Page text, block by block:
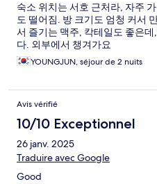
숙소 위치는 서호 근처라, 자주
도 떨어짐. 방 크기도 엄청 커서
서 즐기는 맥주, 칵테일도 좋은
다. 외부에서 챙겨가요
YOUNGJUN, séjour de 2 nuits
Avis vérifié
10/10 Exceptionnel
26 janv. 2025
Traduire avec Google
Good